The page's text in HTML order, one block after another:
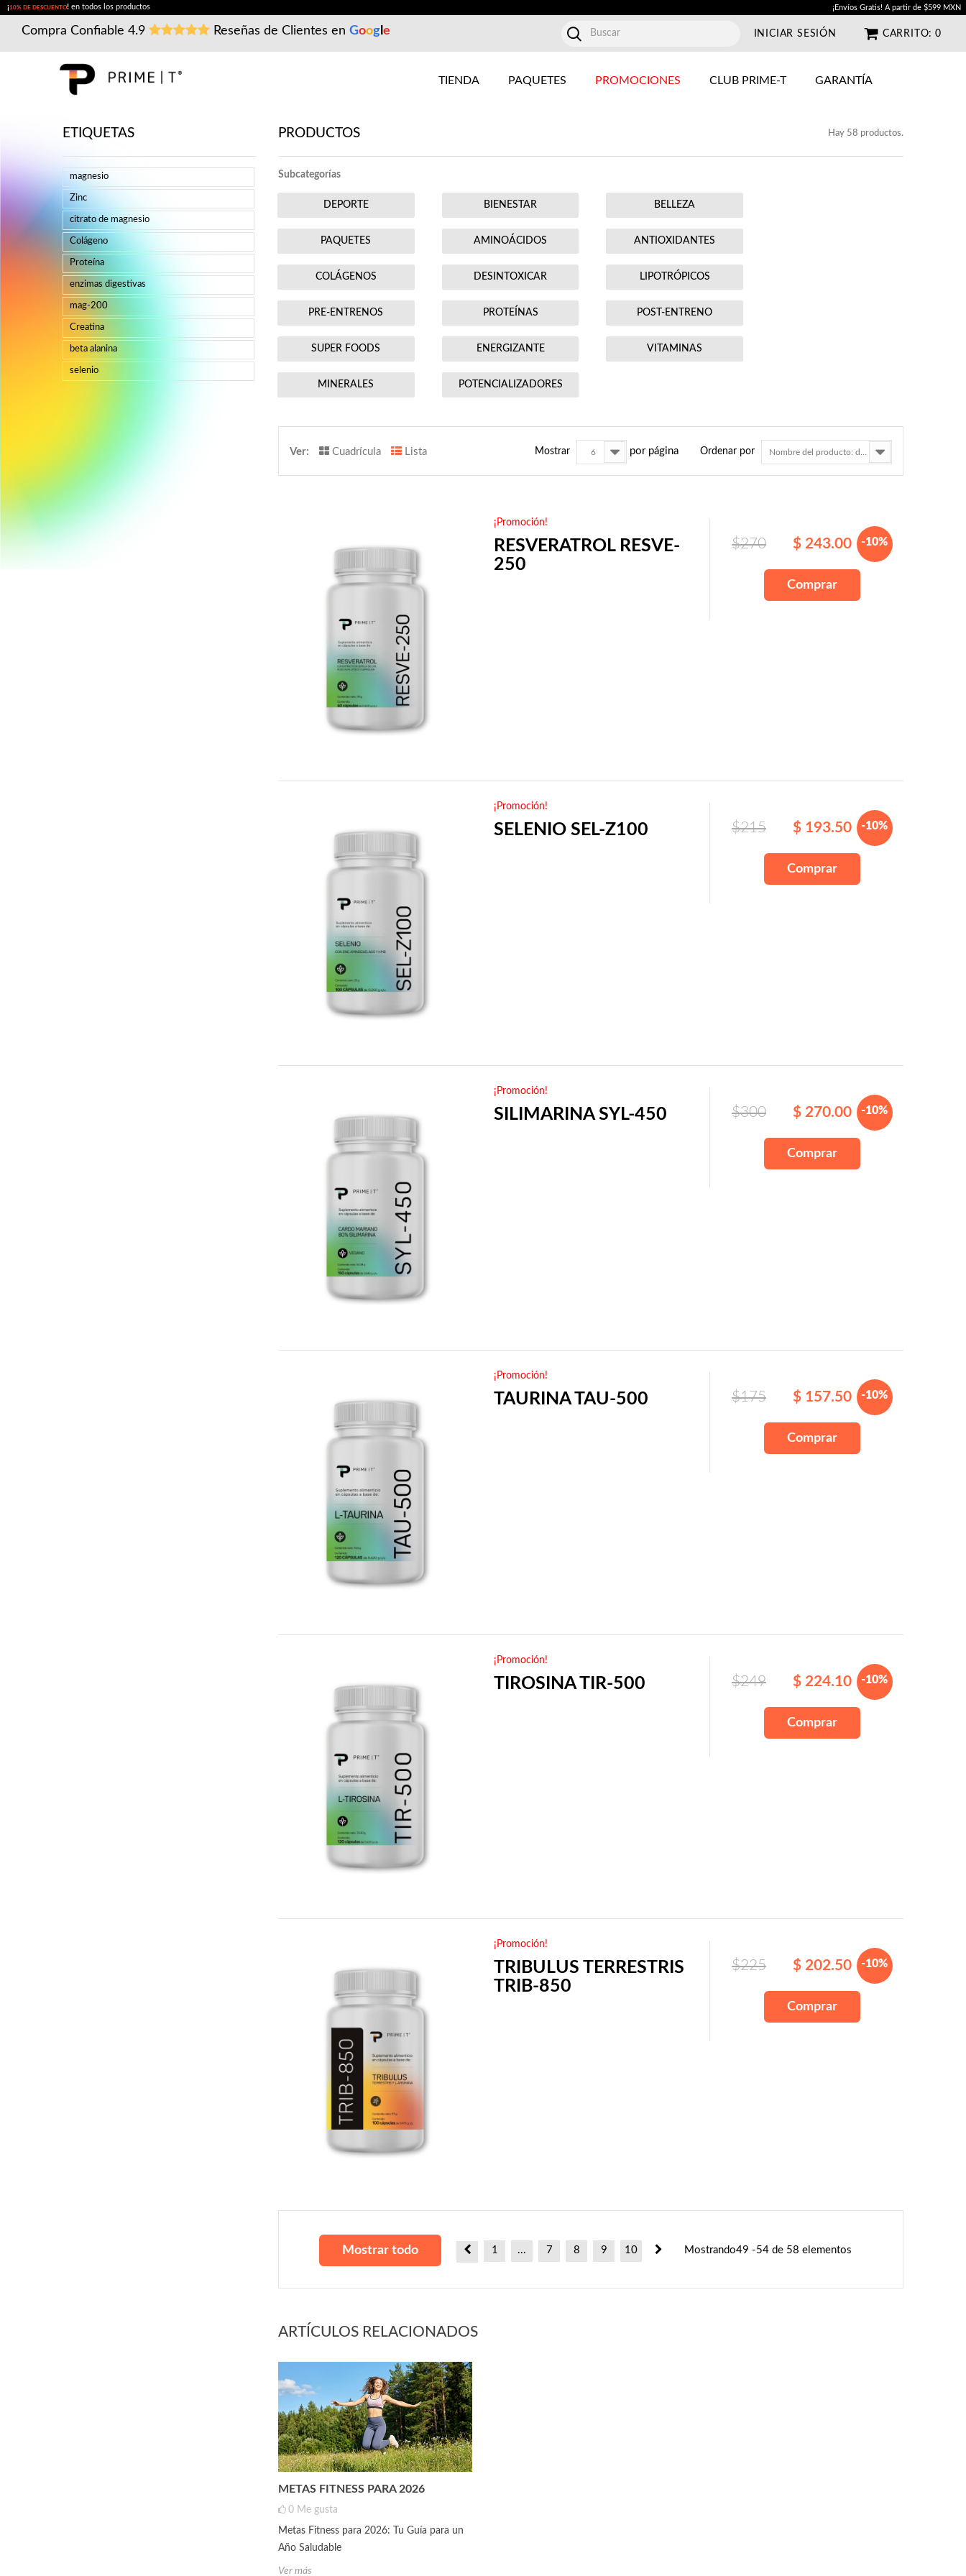
¡10% DE DESCUENTO!en todos los productos ¡Envíos Gratis! A partir de $599 MXN
Compra Confiable 4.9 Reseñas de Clientes en Goog e CARRITO: 0
INICIAR SESIÓN
TIENDA PAQUETES PROMOCIONES CLUB PRIME-T GARANTÍA
PRODUCTOS Hay 58 productos.
Subcategorías
DEPORTE BIENESTAR BELLEZA
PAQUETES AMINOÁCIDOS ANTIOXIDANTES
COLÁGENOS DESINTOXICAR LIPOTRÓPICOS
PRE-ENTRENOS PROTEÍNAS POST-ENTRENO
SUPER FOODS ENERGIZANTE VITAMINAS
MINERALES POTENCIALIZADORES
Ver: Cuadrícula Lista Ordenar por
Mostrar 6 por página
¡Promoción!
RESVERATROL RESVE-
250
$270 $ 243.00 -10%
Comprar
¡Promoción!
SELENIO SEL-Z100 $215 $ 193.50 -10%
Comprar
¡Promoción!
SILIMARINA SYL-450 $300 $ 270.00 -10%
Comprar
¡Promoción!
TAURINA TAU-500 $175 $ 157.50 -10%
Comprar
¡Promoción!
TIROSINA TIR-500 $249 $ 224.10 -10%
Comprar
¡Promoción!
TRIBULUS TERRESTRIS
TRIB-850
$225 $ 202.50 -10%
Comprar
Mostrar todo 1 ... 7 8 9 10 Mostrando49 -54 de 58 elementos
ARTÍCULOS RELACIONADOS
METAS FITNESS PARA 2026
0 Me gusta
Metas Fitness para 2026: Tu Guía para un
Año Saludable
Ver más
ETIQUETAS
magnesio
Zinc
citrato de magnesio
Colágeno
Proteína
enzimas digestivas
mag-200
Creatina
beta alanina
selenio